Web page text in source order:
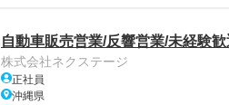
自動車販売営業/反響営業/未経験
株式会社ネクステージ
正社員
沖縄県